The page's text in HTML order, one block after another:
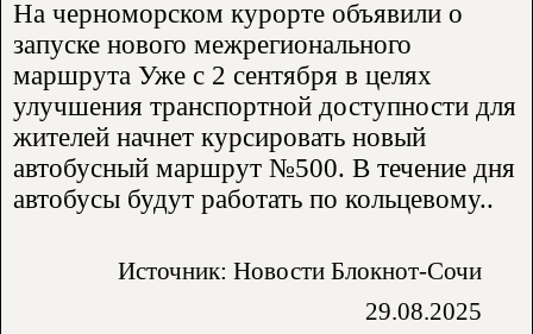
На черноморском курорте объявили о
запуске нового межрегионального
маршрута Уже с 2 сентября в целях
улучшения транспортной доступности для
жителей начнет курсировать новый
автобусный маршрут №500. В течение дня
автобусы будут работать по кольцевому..
Источник: Новости Блокнот-Сочи
29.08.2025